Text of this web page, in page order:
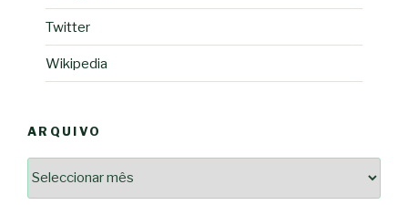
Twitter
Wikipedia
ARQUIVO